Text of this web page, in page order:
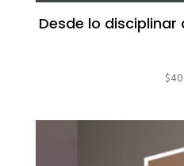
Desde lo
$